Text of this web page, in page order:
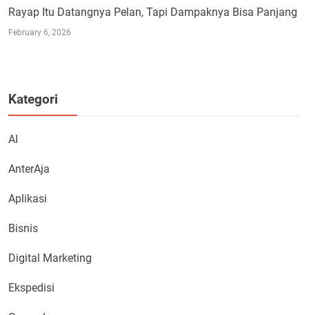
Rayap Itu Datangnya Pelan, Tapi Dampaknya Bisa Panjang
February 6, 2026
Kategori
AI
AnterAja
Aplikasi
Bisnis
Digital Marketing
Ekspedisi